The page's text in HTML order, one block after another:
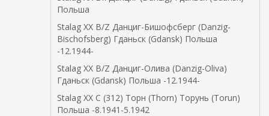
Польша
Stalag XX B/Z Данциг-Бишофсберг (Danzig-
Bischofsberg) Гданьск (Gdansk) Польша
-12.1944-
Stalag XX B/Z Данциг-Олива (Danzig-Oliva)
Гданьск (Gdansk) Польша -12.1944-
Stalag XX C (312) Торн (Thorn) Торунь (Torun)
Польша -8.1941-5.1942